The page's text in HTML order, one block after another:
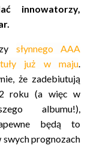
innowatorzy,
słynnego AAA
już w maju.
że zadebiutują
roku (a więc w
albumu!),
będą to
prognozach